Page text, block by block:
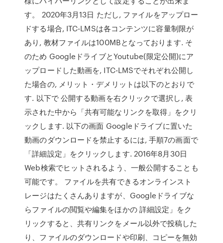
す。 2020年3月13日 ただし, ファイルをアップロー
ドする場合, ITC-LMSは各コンテンツに容量制限が
あり, 教材ファイルは100MBとなっております. そ
のため GoogleドライブとYoutube(限定公開)にア
ップロードした動画を, ITC-LMSでそれぞれ公開し
た場合の, メリット・デメリットは以下のとおりで
す. 以下で 公開する動画を右クリックで選択し, 表
示された中から「共有可能なリンクを取得」をクリ
ックします. 以下の画面 Googleドライブに置いた
動画のダウンロードを禁止するには, 手順7の画面で
「詳細設定」をクリックします. 2016年8月30日
Web検索でヒットされるよう、一般公開することも
可能です。 ファイルを共有できるオンラインスト
レージはたくさんありますが、Googleドライブな
らファイルの閲覧や編集をほかの 詳細設定」をク
リックすると、共有リンクをメール以外で投稿した
り、ファイルのダウンロードや印刷、コピーを無効